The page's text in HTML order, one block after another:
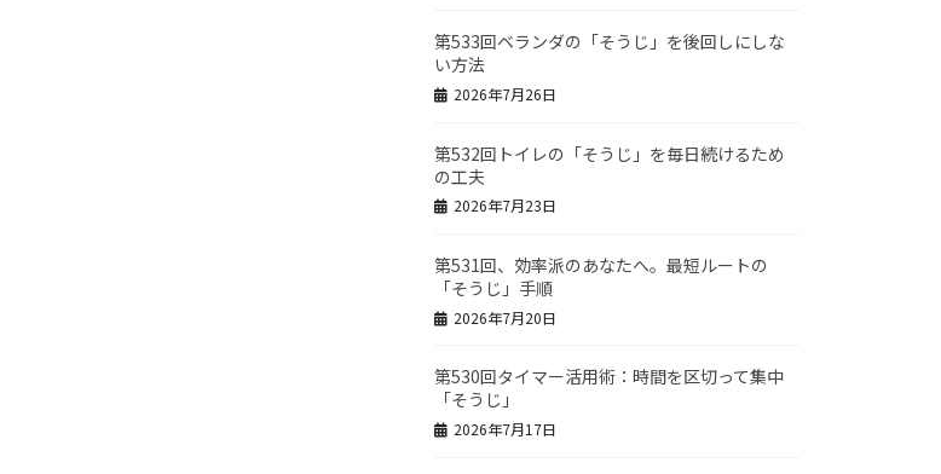
第533回ベランダの「そうじ」を後回しにしな
い方法
2026年7月26日
第532回トイレの「そうじ」を毎日続けるため
の工夫
2026年7月23日
第531回、効率派のあなたへ。最短ルートの
「そうじ」手順
2026年7月20日
第530回タイマー活用術：時間を区切って集中
「そうじ」
2026年7月17日